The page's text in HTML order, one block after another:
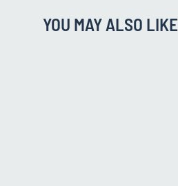
YOU MAY ALSO LIKE